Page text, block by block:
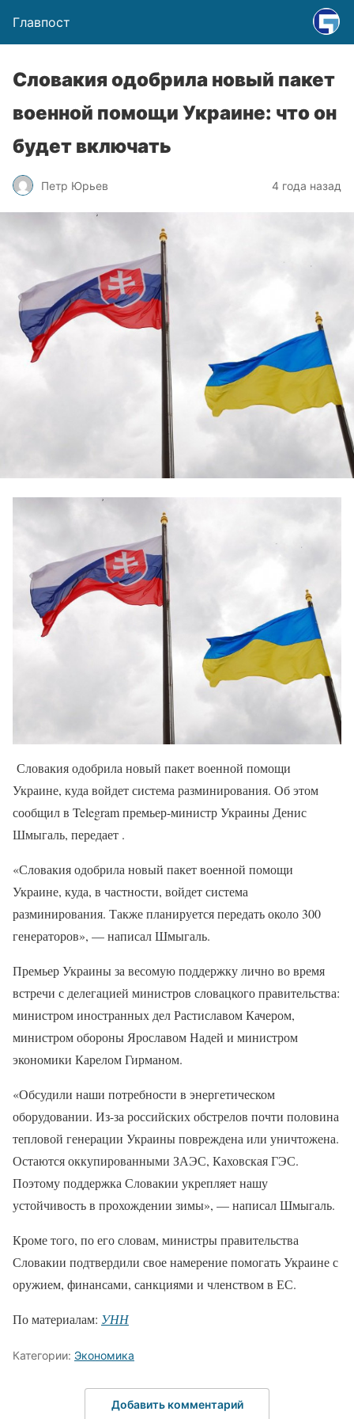
Главпост
Словакия одобрила новый пакет
военной помощи Украине: что он
будет включать
Петр Юрьев 4 года назад
Словакия одобрила новый пакет военной помощи
Украине, куда войдет система разминирования. Об этом
сообщил в Telegram премьер-министр Украины Денис
Шмыгаль, передает .
«Словакия одобрила новый пакет военной помощи
Украине, куда, в частности, войдет система
разминирования. Также планируется передать около 300
генераторов», — написал Шмыгаль.
Премьер Украины за весомую поддержку лично во время
встречи с делегацией министров словацкого правительства:
министром иностранных дел Растиславом Качером,
министром обороны Ярославом Надей и министром
экономики Карелом Гирманом.
«Обсудили наши потребности в энергетическом
оборудовании. Из-за российских обстрелов почти половина
тепловой генерации Украины повреждена или уничтожена.
Остаются оккупированными ЗАЭС, Каховская ГЭС.
Поэтому поддержка Словакии укрепляет нашу
устойчивость в прохождении зимы», — написал Шмыгаль.
Кроме того, по его словам, министры правительства
Словакии подтвердили свое намерение помогать Украине с
оружием, финансами, санкциями и членством в ЕС.
По материалам: УНН
Категории: Экономика
Добавить комментарий